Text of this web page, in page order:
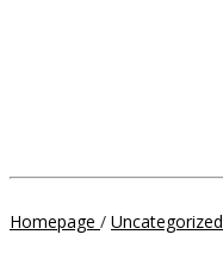
Homepage / Uncategorized